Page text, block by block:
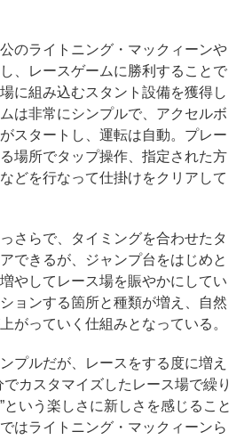
のライトニング・マックィーンや
、レースゲームに勝利することで
に組み込むスタント設備を獲得し
は非常にシンプルで、アクセルボ
スタートし、運転は自動。プレー
場所でタップ操作、指定された方
どを行なって仕掛けをクリアして
さらで、タイミングを合わせたタ
できるが、ジャンプ台をはじめと
やしてレース場を賑やかにしてい
ョンする箇所と種類が増え、自然
がっていく仕組みとなっている。
プルだが、レースをする度に増え
でカスタマイズしたレース場で繰り
という楽しさに新しさを感じること
はライトニング・マックィーンら